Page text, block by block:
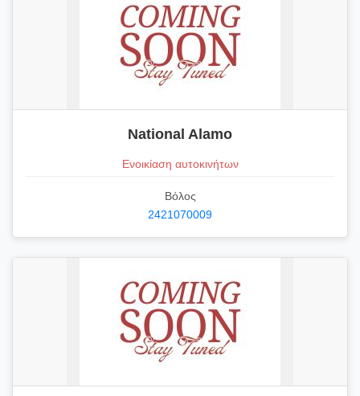
National Alamo
Ενοικίαση αυτοκινήτων
Βόλος
2421070009